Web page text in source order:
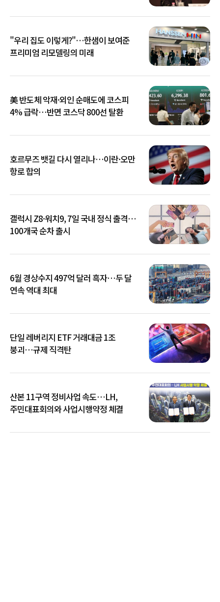
"우리 집도 이렇게?"…한샘이 보여준
프리미엄 리모델링의 미래
美 반도체 악재·외인 순매도에 코스피
4% 급락…반면 코스닥 800선 탈환
호르무즈 뱃길 다시 열리나…이란·오만
항로 합의
갤럭시 Z8·워치9, 7일 국내 정식 출격…
100개국 순차 출시
6월 경상수지 497억 달러 흑자…두 달
연속 역대 최대
단일 레버리지 ETF 거래대금 1조
붕괴…규제 직격탄
산본 11구역 정비사업 속도…LH,
주민대표회의와 사업시행약정 체결